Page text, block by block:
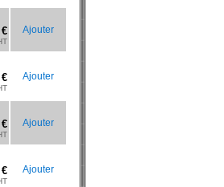
Ajouter
Ajouter
Ajouter
Ajouter